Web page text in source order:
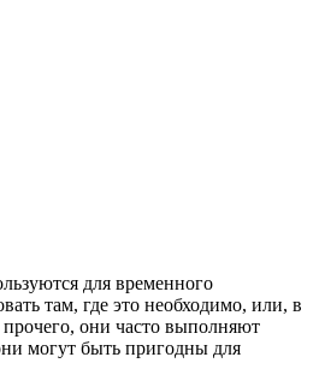
для временного
там, где это необходимо, или, в
они часто выполняют
могут быть пригодны для